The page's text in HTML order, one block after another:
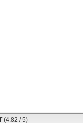
(4.82 / 5)